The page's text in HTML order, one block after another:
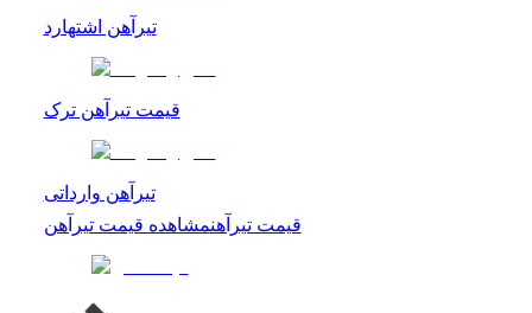
تیرآهن اشتهارد
قیمت تیرآهن ترک
تیرآهن وارداتی
قیمت تیرآهنمشاهده قیمت تیرآهن